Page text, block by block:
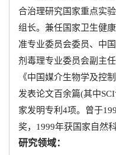
合治理研究国家重点实
组长。兼任国家卫生健
准专业委员会委员、中
剂毒理专业委员会副主
《中国媒介生物学及控
发表论文百余篇(其中
家发明专利4项。曾于
奖，1999年获国家自然
研究领域：